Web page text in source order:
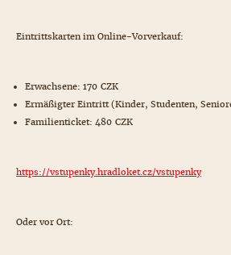
Eintrittskarten im Online-Vorverkauf:
Erwachsene: 170 CZK
Ermäßigter Eintritt (Kinder, Studenten,
Familienticket: 480 CZK
https://vstupenky.hradloket.cz/vstupenky
Oder vor Ort: